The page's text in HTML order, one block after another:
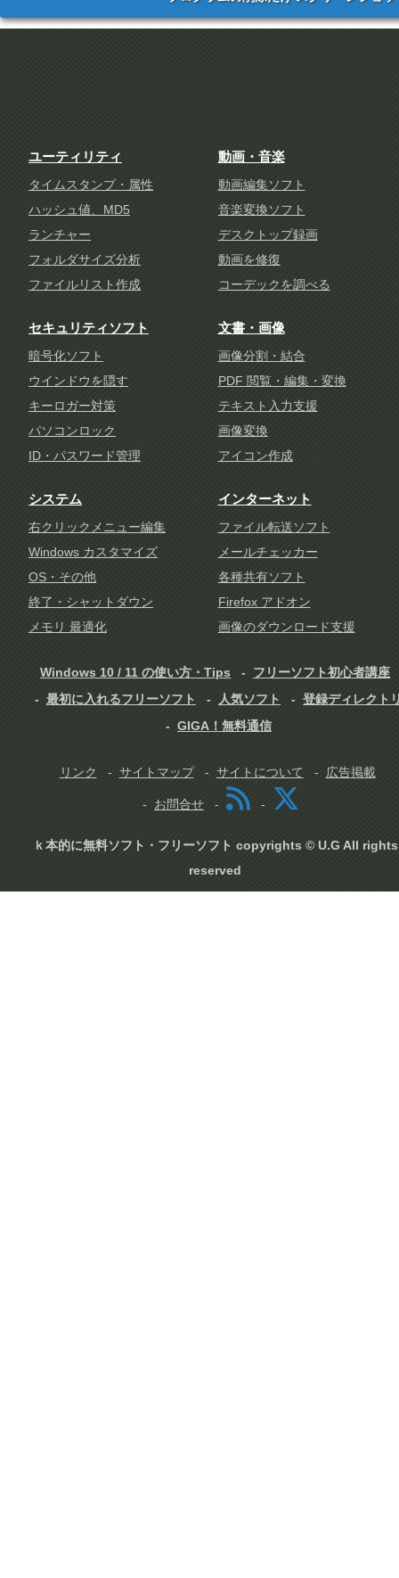
ユーティリティ
タイムスタンプ・属性
ハッシュ値、MD5
ランチャー
フォルダサイズ分析
ファイルリスト作成
動画・音楽
動画編集ソフト
音楽変換ソフト
デスクトップ録画
動画を修復
コーデックを調べる
セキュリティソフト
暗号化ソフト
ウインドウを隠す
キーロガー対策
パソコンロック
ID・パスワード管理
文書・画像
画像分割・結合
PDF 閲覧・編集・変換
テキスト入力支援
画像変換
アイコン作成
システム
右クリックメニュー編集
Windows カスタマイズ
OS・その他
終了・シャットダウン
メモリ 最適化
インターネット
ファイル転送ソフト
メールチェッカー
各種共有ソフト
Firefox アドオン
画像のダウンロード支援
Windows 10 / 11 の使い方・Tips
フリーソフト初心者講座
最初に入れるフリーソフト
人気ソフト
登録ディレクト
GIGA！無料通信
リンク サイトマップ サイトについて 広告掲載
お問合せ
ｋ本的に無料ソフト・フリーソフト copyrights © U.G All rights
reserved